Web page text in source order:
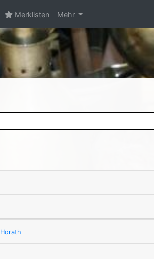
Merklisten Mehr